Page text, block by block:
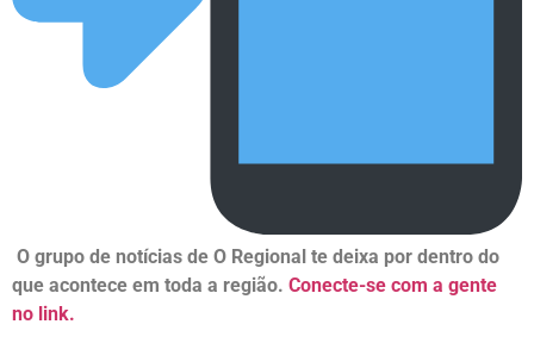
O grupo de notícias de O Regional te deixa por dentro do
que acontece em toda a região. Conecte-se com a gente
no link.